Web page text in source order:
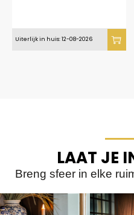
Uiterlijk in huis: 12-08-2026
LAAT JE
Breng sfeer in elke